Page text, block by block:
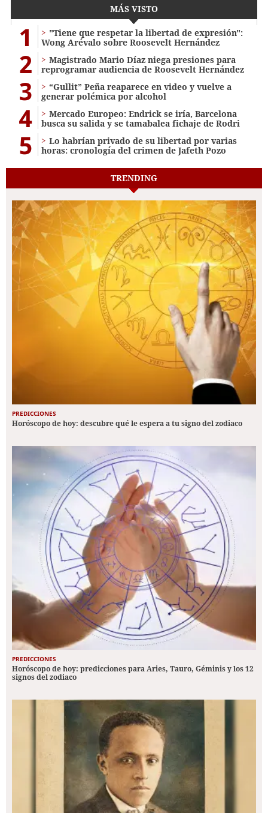
MÁS VISTO
1
"Tiene que respetar la libertad de expresión":
Wong Arévalo sobre Roosevelt Hernández
2
Magistrado Mario Díaz niega presiones para
reprogramar audiencia de Roosevelt Hernández
3
“Gullit” Peña reaparece en video y vuelve a
generar polémica por alcohol
4
Mercado Europeo: Endrick se iría, Barcelona
busca su salida y se tamabalea fichaje de Rodri
5
Lo habrían privado de su libertad por varias
horas: cronología del crimen de Jafeth Pozo
TRENDING
PREDICCIONES
Horóscopo de hoy: descubre qué le espera a tu signo del zodiaco
PREDICCIONES
Horóscopo de hoy: predicciones para Aries, Tauro, Géminis y los 12
signos del zodiaco